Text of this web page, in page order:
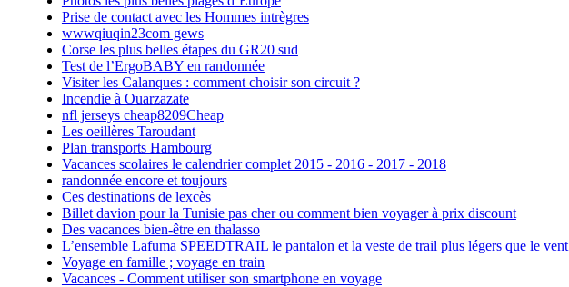
Prise de contact avec les Hommes intrègres
wwwqiuqin23com gews
Corse les plus belles étapes du GR20 sud
Test de l’ErgoBABY en randonnée
Visiter les Calanques : comment choisir son circuit ?
Incendie à Ouarzazate
nfl jerseys cheap8209Cheap
Les oeillères Taroudant
Plan transports Hambourg
Vacances scolaires le calendrier complet 2015 - 2016 - 2017 - 2018
randonnée encore et toujours
Ces destinations de lexcès
Billet davion pour la Tunisie pas cher ou comment bien voyager à prix discount
Des vacances bien-être en thalasso
L’ensemble Lafuma SPEEDTRAIL le pantalon et la veste de trail plus légers que le vent
Voyage en famille ; voyage en train
Vacances - Comment utiliser son smartphone en voyage